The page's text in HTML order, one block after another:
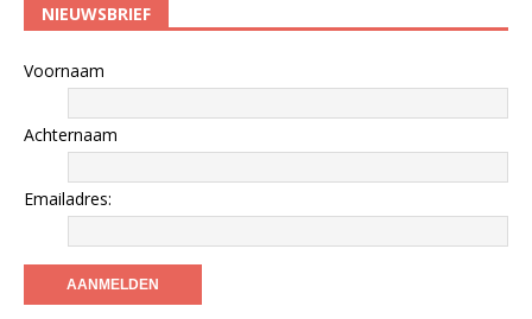
NIEUWSBRIEF
Voornaam
Achternaam
Emailadres: